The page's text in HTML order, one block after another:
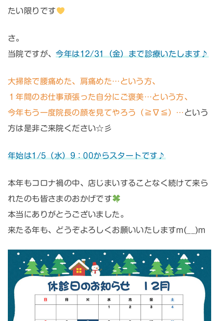
たい限りです
さ。
当院ですが、今年は12/31（金）まで診療いたします♪
大掃除で腰痛めた、肩痛めた…という方、
１年間のお仕事頑張った自分にご褒美…という方、
今年もう一度院長の顔を見てやろう（≧∇≦）…という
方は是非ご来院ください☆彡
年始は1/5（水）9：00からスタートです♪
本年もコロナ禍の中、店じまいすることなく続けて来ら
れたのも皆さまのおかげです
本当にありがとうございました。
来たる年も、どうぞよろしくお願いいたしますm(__)m